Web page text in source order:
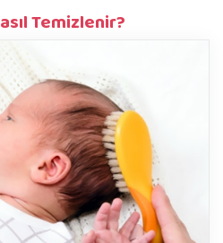
Temizlenir?